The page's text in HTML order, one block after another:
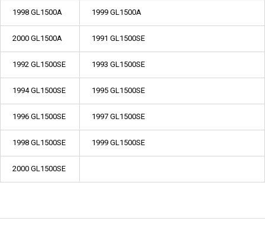
1998 GL1500A 1999 GL1500A
2000 GL1500A 1991 GL1500SE
1992 GL1500SE 1993 GL1500SE
1994 GL1500SE 1995 GL1500SE
1996 GL1500SE 1997 GL1500SE
1998 GL1500SE 1999 GL1500SE
2000 GL1500SE